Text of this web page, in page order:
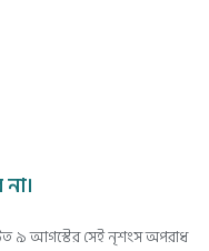
৯ আগস্টের সেই নৃশংস অপরাধ